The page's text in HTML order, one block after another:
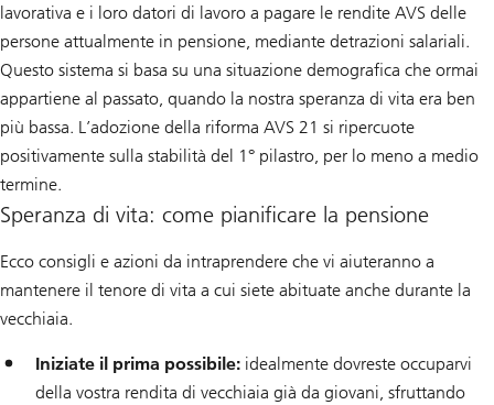
lavorativa e i loro datori di lavoro a pagare le rendite AVS delle
persone attualmente in pensione, mediante detrazioni salariali.
Questo sistema si basa su una situazione demografica che ormai
appartiene al passato, quando la nostra speranza di vita era ben
più bassa. L’adozione della riforma AVS 21 si ripercuote
positivamente sulla stabilità del 1° pilastro, per lo meno a medio
termine.
Speranza di vita: come pianificare la pensione
Ecco consigli e azioni da intraprendere che vi aiuteranno a
mantenere il tenore di vita a cui siete abituate anche durante la
vecchiaia.
Iniziate il prima possibile: idealmente dovreste occuparvi
della vostra rendita di vecchiaia già da giovani, sfruttando